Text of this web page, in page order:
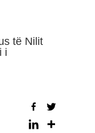
të Nilit
i